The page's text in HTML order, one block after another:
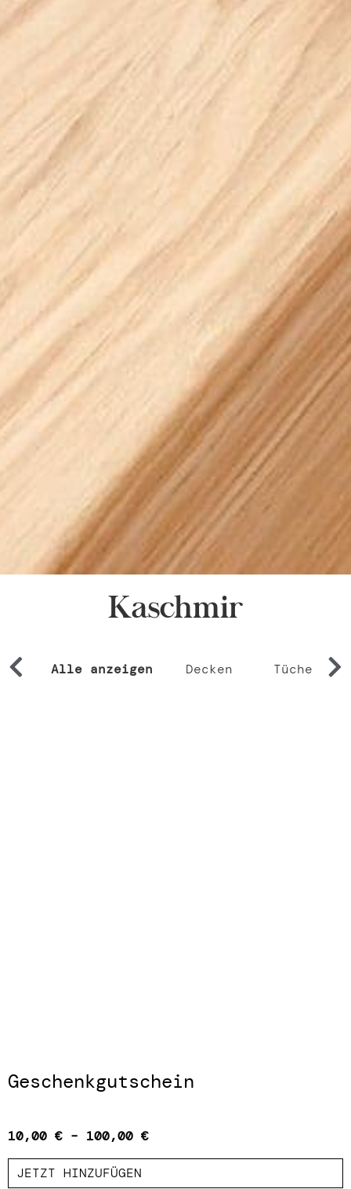
Kaschmir
Alle anzeigen Decken Tücher
Geschenkgutschein
10,00 € – 100,00 €
JETZT HINZUFÜGEN